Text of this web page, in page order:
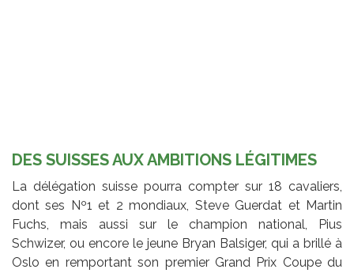
DES SUISSES AUX AMBITIONS LÉGITIMES
La délégation suisse pourra compter sur 18 cavaliers,
dont ses Nº1 et 2 mondiaux, Steve Guerdat et Martin
Fuchs, mais aussi sur le champion national, Pius
Schwizer, ou encore le jeune Bryan Balsiger, qui a brillé à
Oslo en remportant son premier Grand Prix Coupe du